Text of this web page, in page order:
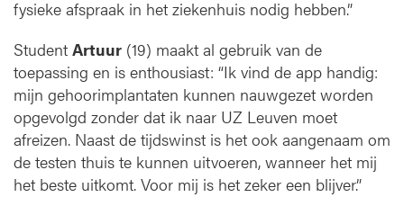
fysieke afspraak in het ziekenhuis nodig hebben.”
Student Artuur (19) maakt al gebruik van de
toepassing en is enthousiast: “Ik vind de app handig:
mijn gehoorimplantaten kunnen nauwgezet worden
opgevolgd zonder dat ik naar UZ Leuven moet
afreizen. Naast de tijdswinst is het ook aangenaam om
de testen thuis te kunnen uitvoeren, wanneer het mij
het beste uitkomt. Voor mij is het zeker een blijver.”